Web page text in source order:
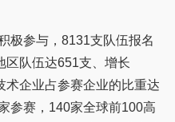
参与，8131支队伍报名
区队伍达651支、增长
术企业占参赛企业的比重达
参赛，140家全球前100高